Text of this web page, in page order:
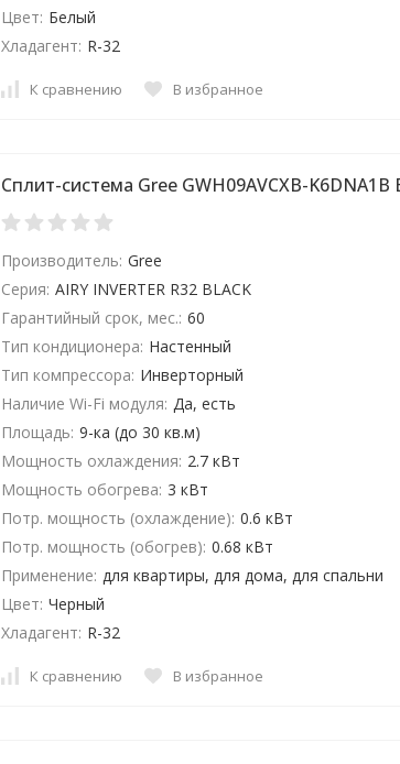
Цвет: Белый
Хладагент: R-32
К сравнению В избранное
Сплит-система Gree GWH09AVCXB-K6DNA1B
Производитель: Gree
Серия: AIRY INVERTER R32 BLACK
Гарантийный срок, мес.: 60
Тип кондиционера: Настенный
Тип компрессора: Инверторный
Наличие Wi-Fi модуля: Да, есть
Площадь: 9-ка (до 30 кв.м)
Мощность охлаждения: 2.7 кВт
Мощность обогрева: 3 кВт
Потр. мощность (охлаждение): 0.6 кВт
Потр. мощность (обогрев): 0.68 кВт
Применение: для квартиры, для дома, для спальни
Цвет: Черный
Хладагент: R-32
К сравнению В избранное